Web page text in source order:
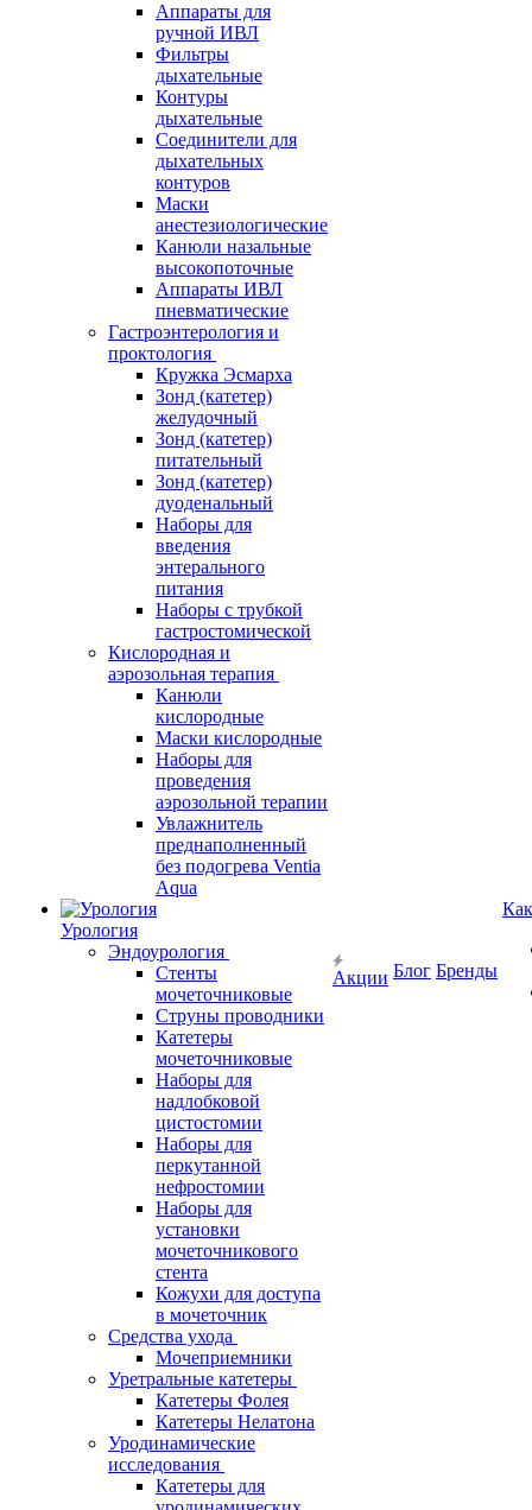
Аппараты для
ручной ИВЛ
Фильтры
дыхательные
Контуры
дыхательные
Соединители для
дыхательных
контуров
Маски
анестезиологические
Канюли назальные
высокопоточные
Аппараты ИВЛ
пневматические
Гастроэнтерология и
проктология
Кружка Эсмарха
Зонд (катетер)
желудочный
Зонд (катетер)
питательный
Зонд (катетер)
дуоденальный
Наборы для
введения
энтерального
питания
Наборы с трубкой
гастростомической
Кислородная и
аэрозольная терапия
Канюли
кислородные
Маски кислородные
Наборы для
проведения
аэрозольной терапии
Увлажнитель
преднаполненный
без подогрева Ventia
Aqua
Урология
Эндоурология
Стенты
мочеточниковые
Струны проводники
Катетеры
мочеточниковые
Наборы для
надлобковой
цистостомии
Наборы для
перкутанной
нефростомии
Наборы для
установки
мочеточникового
стента
Кожухи для доступа
в мочеточник
Средства ухода
Мочеприемники
Уретральные катетеры
Катетеры Фолея
Катетеры Нелатона
Уродинамические
исследования
Катетеры для
Акции Блог Бренды